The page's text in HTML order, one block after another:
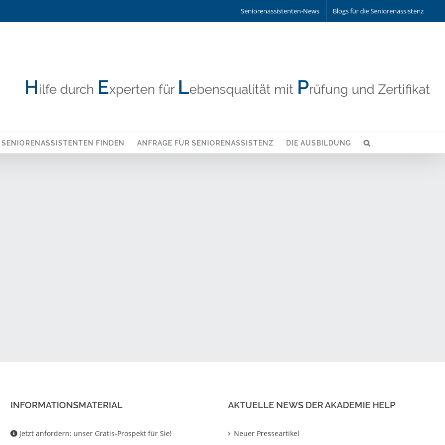
Seniorenassistenten-News Blogs für die Seniorenassistenz
Hilfe durch Experten für Lebensqualität mit Prüfung und Zertifikat
SENIORENASSISTENTEN FINDEN ANFRAGE FÜR SENIORENASSISTENZ DIE AUSBILDUNG
INFORMATIONSMATERIAL
Jetzt anfordern: unser Gratis-Prospekt für Sie!
AKTUELLE NEWS DER AKADEMIE HELP
Neuer Presseartikel